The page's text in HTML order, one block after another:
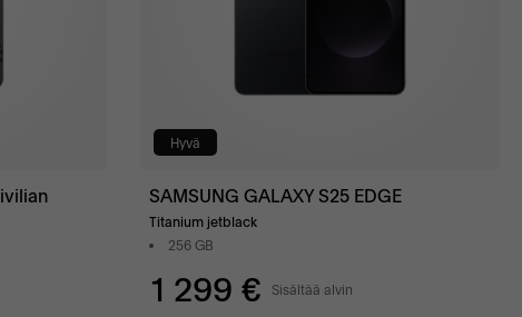
Hyvä
SAMSUNG GALAXY S25 EDGE
Titanium jetblack
256 GB
1 299 € Sisältää alvin